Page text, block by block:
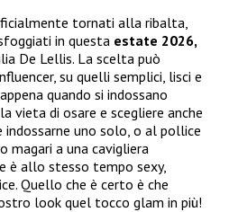
tornati alla ribalta,
in questa estate 2026,
De Lellis. La scelta può
su quelli semplici, lisci e
quando si indossano
vieta di osare e scegliere anche
indossarne uno solo, o al pollice
magari a una cavigliera
è allo stesso tempo sexy,
Quello che è certo è che
look quel tocco glam in più!